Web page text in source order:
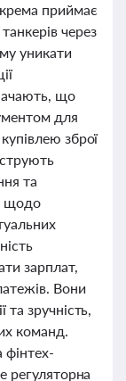
приймає
через
уникати
що
для
зброї
та
щодо
зарплат,
Вони
та зручність,
команд.
фінтех-
регуляторна